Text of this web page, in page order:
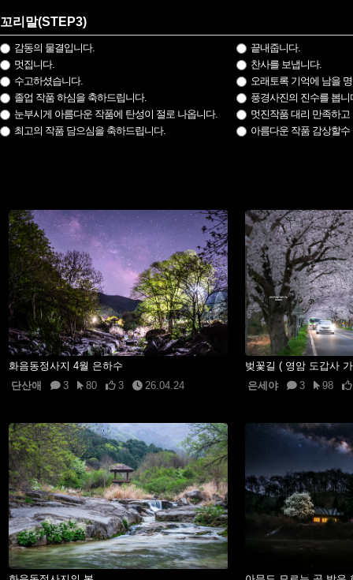
꼬리말(STEP3)
감동의 물결입니다.
끝내줍니다.
멋집니다.
찬사를 보냅니다.
수고하셨습니다.
오래토록 기억에 남을
졸업 작품 하심을 축하드립니다.
풍경사진의 진수를 봅니
눈부시게 아름다운 작품에 탄성이 절로 나옵니다.
멋진작품 대리 만족하고
최고의 작품 담으심을 축하드립니다.
아름다운 작품 감상할
화음동정사지 4월 은하수
단산애
3 80 3 26.04.24
벚꽃길 ( 영암 도갑사
은세야
3 98